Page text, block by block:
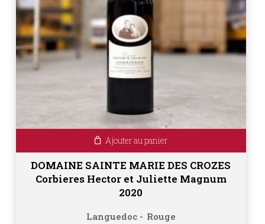
Ajouter au panier
DOMAINE SAINTE MARIE DES CROZES
Corbieres Hector et Juliette Magnum
2020
Languedoc Rouge